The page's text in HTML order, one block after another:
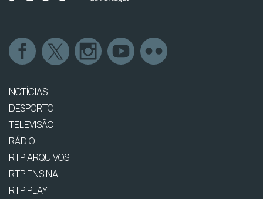
NOTÍCIAS
DESPORTO
TELEVISÃO
RÁDIO
RTP ARQUIVOS
RTP ENSINA
RTP PLAY